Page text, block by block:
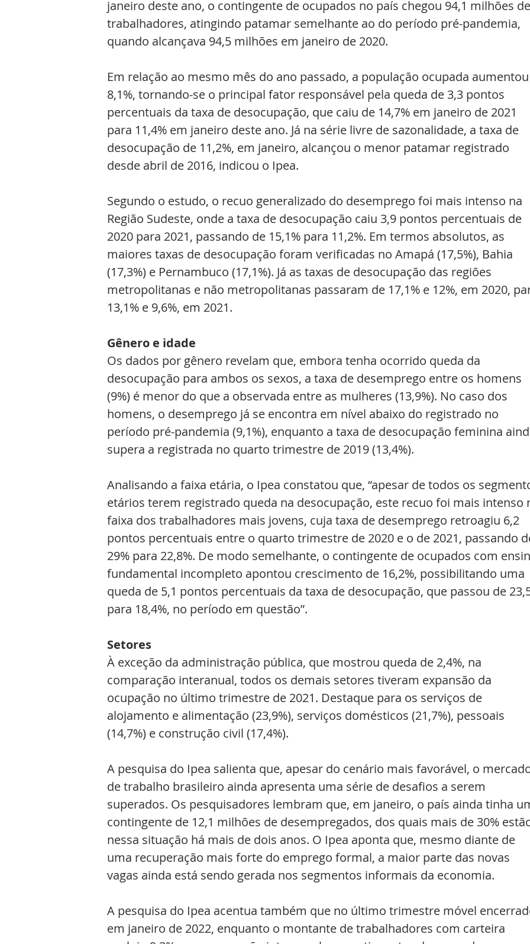
janeiro deste ano, o contingente de ocupados no país chegou 94,1 milhões
trabalhadores, atingindo patamar semelhante ao do período pré-pandemia,
quando alcançava 94,5 milhões em janeiro de 2020.
Em relação ao mesmo mês do ano passado, a população ocupada
8,1%, tornando-se o principal fator responsável pela queda de 3,3 pontos
percentuais da taxa de desocupação, que caiu de 14,7% em janeiro de 2021
para 11,4% em janeiro deste ano. Já na série livre de sazonalidade, a taxa de
desocupação de 11,2%, em janeiro, alcançou o menor patamar registrado
desde abril de 2016, indicou o Ipea.
Segundo o estudo, o recuo generalizado do desemprego foi mais intenso na
Região Sudeste, onde a taxa de desocupação caiu 3,9 pontos percentuais de
2020 para 2021, passando de 15,1% para 11,2%. Em termos absolutos, as
maiores taxas de desocupação foram verificadas no Amapá (17,5%), Bahia
(17,3%) e Pernambuco (17,1%). Já as taxas de desocupação das regiões
metropolitanas e não metropolitanas passaram de 17,1% e 12%, em 2020,
13,1% e 9,6%, em 2021.
Gênero e idade
Os dados por gênero revelam que, embora tenha ocorrido queda da
desocupação para ambos os sexos, a taxa de desemprego entre os homens
(9%) é menor do que a observada entre as mulheres (13,9%). No caso dos
homens, o desemprego já se encontra em nível abaixo do registrado no
período pré-pandemia (9,1%), enquanto a taxa de desocupação feminina
supera a registrada no quarto trimestre de 2019 (13,4%).
Analisando a faixa etária, o Ipea constatou que, “apesar de todos os
etários terem registrado queda na desocupação, este recuo foi mais intenso
faixa dos trabalhadores mais jovens, cuja taxa de desemprego retroagiu 6,2
pontos percentuais entre o quarto trimestre de 2020 e o de 2021, passando
29% para 22,8%. De modo semelhante, o contingente de ocupados com
fundamental incompleto apontou crescimento de 16,2%, possibilitando uma
queda de 5,1 pontos percentuais da taxa de desocupação, que passou de
para 18,4%, no período em questão”.
Setores
À exceção da administração pública, que mostrou queda de 2,4%, na
comparação interanual, todos os demais setores tiveram expansão da
ocupação no último trimestre de 2021. Destaque para os serviços de
alojamento e alimentação (23,9%), serviços domésticos (21,7%), pessoais
(14,7%) e construção civil (17,4%).
A pesquisa do Ipea salienta que, apesar do cenário mais favorável, o
de trabalho brasileiro ainda apresenta uma série de desafios a serem
superados. Os pesquisadores lembram que, em janeiro, o país ainda tinha
contingente de 12,1 milhões de desempregados, dos quais mais de 30%
nessa situação há mais de dois anos. O Ipea aponta que, mesmo diante de
uma recuperação mais forte do emprego formal, a maior parte das novas
vagas ainda está sendo gerada nos segmentos informais da economia.
A pesquisa do Ipea acentua também que no último trimestre móvel
em janeiro de 2022, enquanto o montante de trabalhadores com carteira